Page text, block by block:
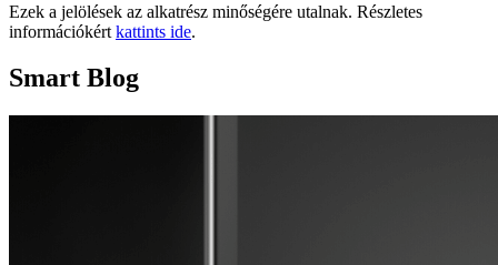
Ezek a jelölések az alkatrész minőségére utalnak. Részletes
információkért kattints ide.
Smart Blog